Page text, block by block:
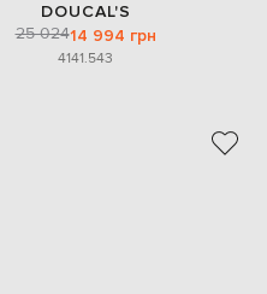
DOUCAL'S
25 02414 994 грн
4141.543